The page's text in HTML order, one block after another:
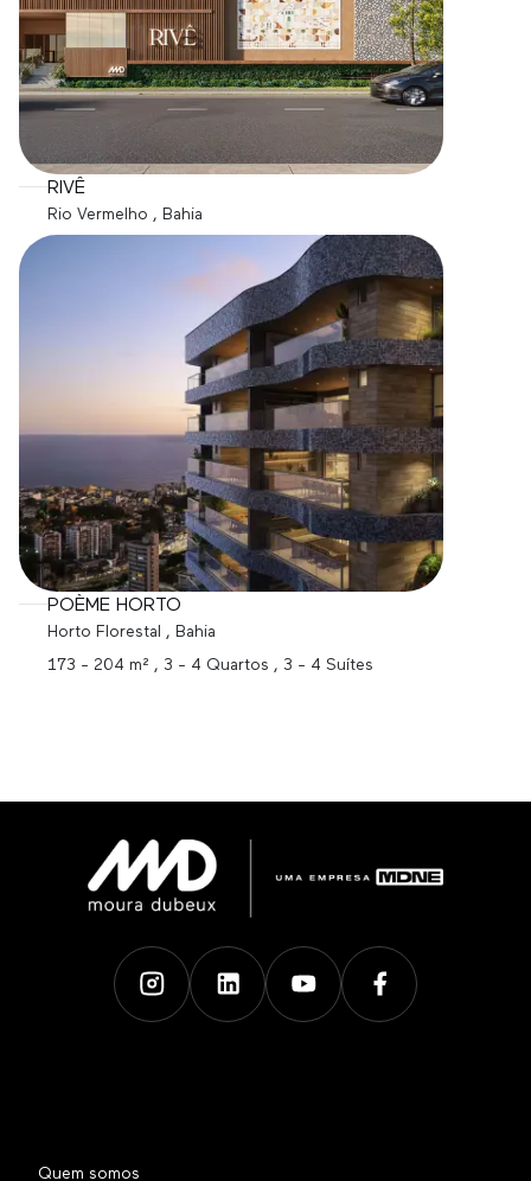
RIVÊ
Rio Vermelho , Bahia
97 - 143 m² , 2 - 4 Quartos , 2 - 3 Suítes
POÈME HORTO
Horto Florestal
, Bahia
173 - 204 m² , 3 - 4 Quartos , 3 - 4 Suítes
Quem somos